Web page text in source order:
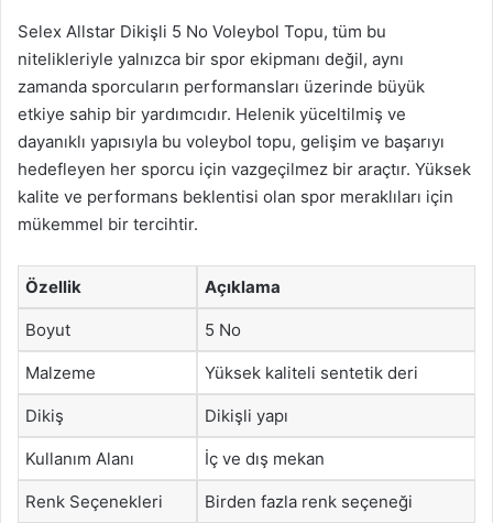
Selex Allstar Dikişli 5 No Voleybol Topu, tüm bu
nitelikleriyle yalnızca bir spor ekipmanı değil, aynı
zamanda sporcuların performansları üzerinde büyük
etkiye sahip bir yardımcıdır. Helenik yüceltilmiş ve
dayanıklı yapısıyla bu voleybol topu, gelişim ve başarıyı
hedefleyen her sporcu için vazgeçilmez bir araçtır. Yüksek
kalite ve performans beklentisi olan spor meraklıları için
mükemmel bir tercihtir.
Özellik Açıklama
Boyut 5 No
Malzeme Yüksek kaliteli sentetik deri
Dikiş Dikişli yapı
Kullanım Alanı İç ve dış mekan
Renk Seçenekleri Birden fazla renk seçeneği